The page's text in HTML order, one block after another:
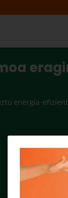
energia-